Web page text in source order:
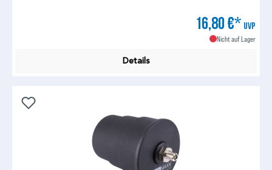
16,80 €* UVP
Nicht auf Lager
Details